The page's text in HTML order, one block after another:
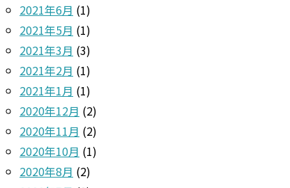
2021年6月 (1)
2021年5月 (1)
2021年3月 (3)
2021年2月 (1)
2021年1月 (1)
2020年12月 (2)
2020年11月 (2)
2020年10月 (1)
2020年8月 (2)